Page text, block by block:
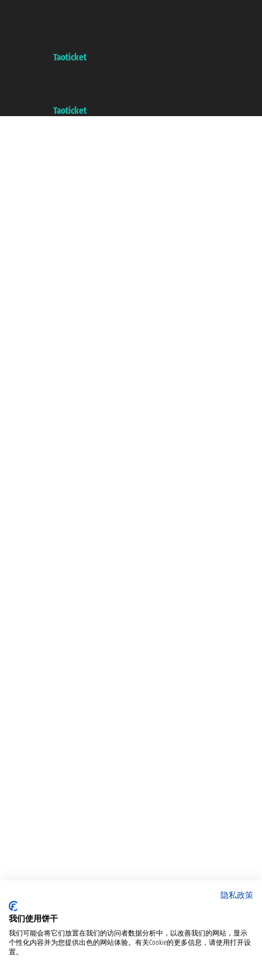
Taoticket
Taoticket
隐私政策
我们使用饼干
我们可能会将它们放置在我们的访问者数据分析中，以改善我们的网站，显示
个性化内容并为您提供出色的网站体验。有关Cookie的更多信息，请使用打开设
置。